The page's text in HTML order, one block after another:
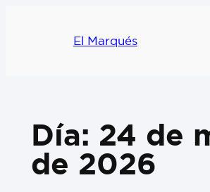
El Marqués
Día: 24 de
de 2026